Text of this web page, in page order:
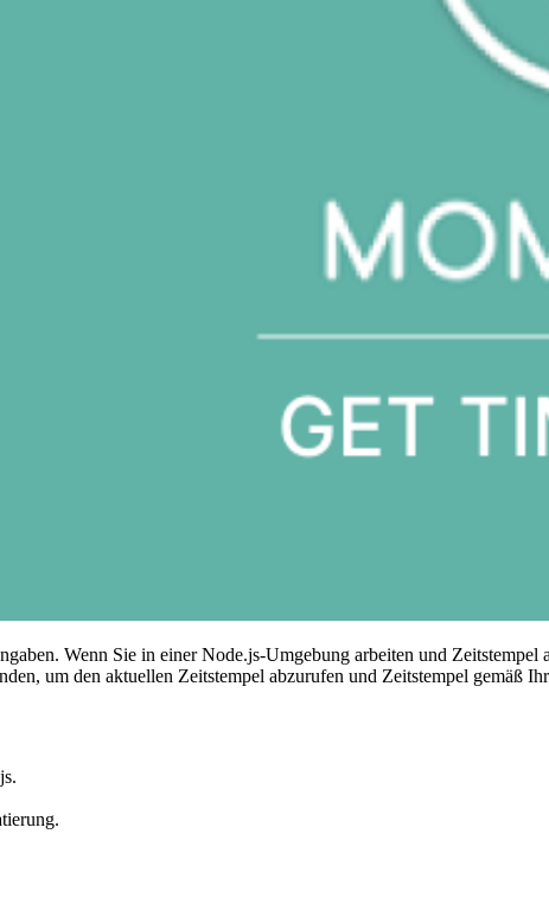
Wenn Sie in einer Node.js-Umgebung arbeiten und Zeitstempel
um den aktuellen Zeitstempel abzurufen und Zeitstempel gemäß